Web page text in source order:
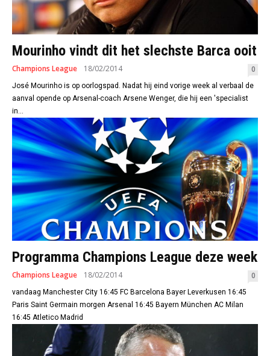
Mourinho vindt dit het slechste Barca ooit
Champions League 18/02/2014 0
José Mourinho is op oorlogspad. Nadat hij eind vorige week al verbaal de
aanval opende op Arsenal-coach Arsene Wenger, die hij een 'specialist
in...
Programma Champions League deze week
Champions League 18/02/2014 0
vandaag Manchester City 16:45 FC Barcelona Bayer Leverkusen 16:45
Paris Saint Germain morgen Arsenal 16:45 Bayern München AC Milan
16:45 Atletico Madrid